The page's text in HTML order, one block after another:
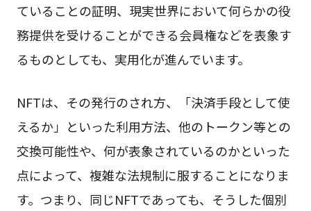
ていることの証明、現実世界において何らかの役
務提供を受けることができる会員権などを表象す
るものとしても、実用化が進んでいます。
NFTは、その発行のされ方、「決済手段として使
えるか」といった利用方法、他のトークン等との
交換可能性や、何が表象されているのかといった
点によって、複雑な法規制に服することになりま
す。つまり、同じNFTであっても、そうした個別